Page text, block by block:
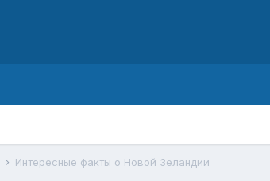
Интересные факты о Новой Зеландии